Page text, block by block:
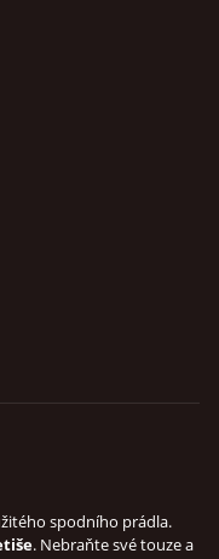
spodního prádla.
. Nebraňte své touze a